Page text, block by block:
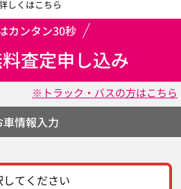
しくはこちら
カンタン30秒
査定申し込み
※トラック・バスの方はこちら
車情報入力
してください